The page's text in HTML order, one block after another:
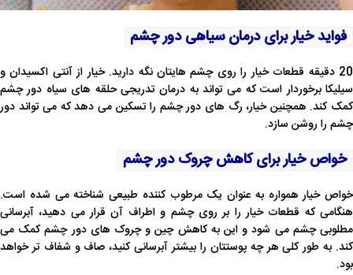
فواید خیار برای درمان سیاهی دور چشم
20 دقیقه قطعات خیار را روی چشم هایتان نگه دارید. خیار از آنتی اکسیدان و
سیلیکا برخوردار است که می تواند به درمان تدریجی حلقه های سیاه دور چشم
کمک کند. همچنین خیار، رگ های دور چشم را تسکین می دهد که می تواند دور
چشم را روشن سازد.
خواص خیار برای کاهش چروک دور چشم
خواص خیار همواره به عنوان یک مرطوب کننده طبیعی شناخته می شده است.
هنگامی که قطعات خیار را بر روی چشم و اطراف آن قرار می دهید، آبرسانی
مطلوبی چشم می شود و این به کاهش چین و چروک های دور چشم کمک می
کند. به طور کلی هر چه پوستتان را بیشتر آبرسانی کنید، صاف و شفاف تر خواهد
بود.